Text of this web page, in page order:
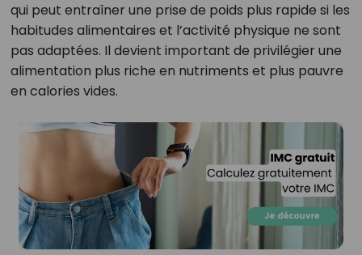
qui peut entraîner une prise de poids plus rapide si les
habitudes alimentaires et l’activité physique ne sont
pas adaptées. Il devient important de privilégier une
alimentation plus riche en nutriments et plus pauvre
en calories vides.